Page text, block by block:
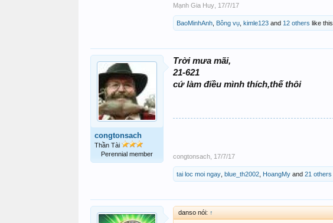
Mạnh Gia Huy 17/7/17
BaoMinhAnh Bông vụ kimle123 and 12 others like this.
congtonsach
Thần Tài
Perennial member
Trời mưa mãi,
21-621
cứ làm điều mình thích,thế thôi
congtonsach 17/7/17
tai loc moi ngay blue_th2002 HoangMy and 21 others
danso nói: ↑